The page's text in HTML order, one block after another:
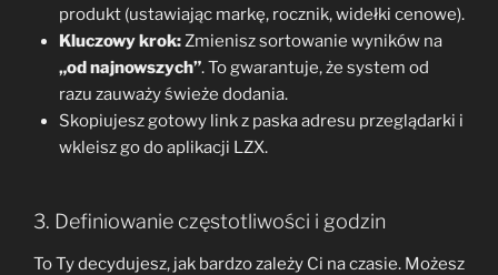
produkt (ustawiając markę, rocznik, widełki cenowe).
Kluczowy krok:Zmienisz sortowanie wyników na
„od najnowszych”. To gwarantuje, że system od
razu zauważy świeże dodania.
Skopiujesz gotowy link z paska adresu przeglądarki i
wkleisz go do aplikacji LZX.
3. Definiowanie częstotliwości i godzin
To Ty decydujesz, jak bardzo zależy Ci na czasie. Możesz